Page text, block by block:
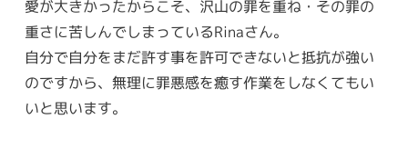
愛が大きかったからこそ、沢山の罪を重ね・その罪の
重さに苦しんでしまっているRinaさん。
自分で自分をまだ許す事を許可できないと抵抗が強い
のですから、無理に罪悪感を癒す作業をしなくてもい
いと思います。